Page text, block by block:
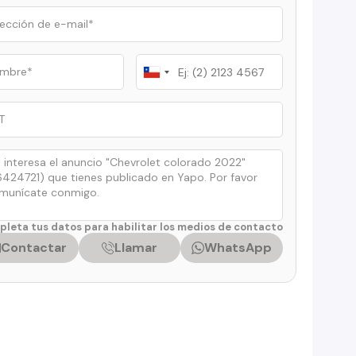
Chile
+56
tus datos para habilitar los medios de contacto
Contactar Llamar WhatsApp